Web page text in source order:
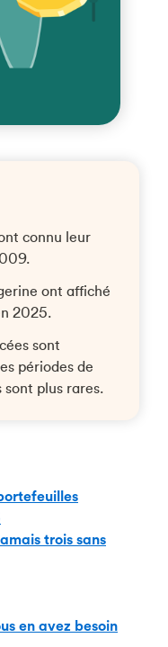
connu leur
ont affiché
2025.
sont
périodes de
plus rares.
trois sans
en avez besoin